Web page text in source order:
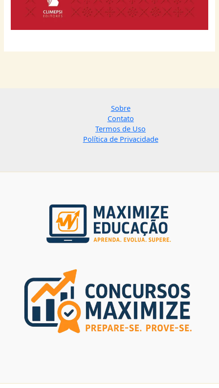
Sobre
Contato
Termos de Uso
Política de Privacidade